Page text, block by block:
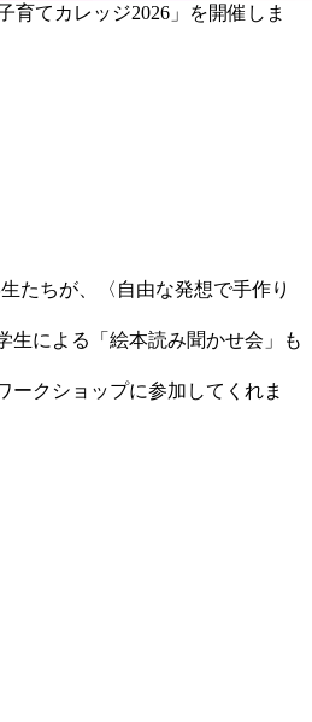
てカレッジ2026」を開催しま
たちが、〈自由な発想で手作り
生による「絵本読み聞かせ会」も
クショップに参加してくれま